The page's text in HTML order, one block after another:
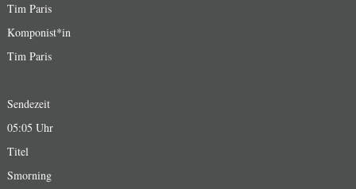
Tim Paris
Komponist*in
Tim Paris
Sendezeit
05:05 Uhr
Titel
Smorning